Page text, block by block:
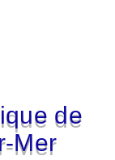
de
Mer